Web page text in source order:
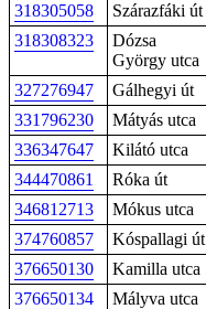
318305058 Szárazfáki út
318308323
Dózsa
György utca
327276947 Gálhegyi út
331796230
Mátyás utca
336347647
Kilátó utca
344470861
Róka út
346812713
Mókus utca
374760857
Kóspallagi út
376650130
Kamilla utca
376650134
Mályva utca